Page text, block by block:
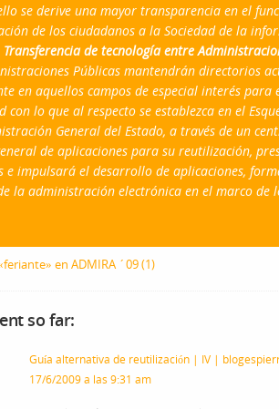
se derive una mayor transparencia en el
de los ciudadanos a la Sociedad de la
de tecnología entre
Públicas mantendrán directorios
en aquellos campos de especial interés
con lo que al respecto se establezca en el
General del Estado, a través de un
de aplicaciones para su reutilización,
e impulsará el desarrollo de aplicaciones,
la administración electrónica en el marco de
en ADMIRA ´09 (1)
so far:
Guía alternativa de reutilización | IV |
17/6/2009 a las 9:31 am